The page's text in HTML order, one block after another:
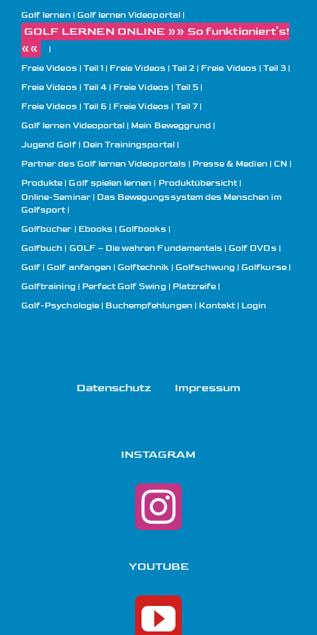
Golf lernen Golf lernen Videoportal
GOLF LERNEN ONLINE »» So funktioniert’s!
««
Freie Videos | Teil 1 Freie Videos | Teil 2
Freie Videos | Teil 3
Freie Videos | Teil 4
Freie Videos | Teil 5
Freie Videos | Teil 6
Freie Videos | Teil 7
Golf lernen Videoportal | Mein Beweggrund
Jugend Golf | Dein Trainingsportal
Partner des Golf lernen Videoportals
Presse & Medien
CN
Produkte
Golf spielen lernen | Produktübersicht
Online-Seminar | Das Bewegungssystem des Menschen im
Golfsport
Golfbücher | Ebooks | Golfbooks
Golfbuch | GOLF – Die wahren Fundamentals
Golf DVDs
Golf
Golf anfangen Golftechnik Golfschwung
Golfkurse
Golftraining
Perfect Golf Swing
Platzreife
Golf-Psychologie
Buchempfehlungen Kontakt Login
Datenschutz Impressum
INSTAGRAM
YOUTUBE